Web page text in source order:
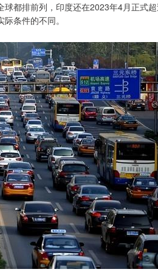
都排前列，印度还在2023年4月正式
条件的不同。